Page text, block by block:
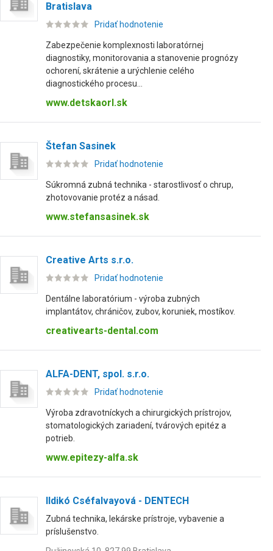
Bratislava
Pridať hodnotenie
Zabezpečenie komplexnosti laboratórnej
diagnostiky, monitorovania a stanovenie prognózy
ochorení, skrátenie a urýchlenie celého
diagnostického procesu...
www.detskaorl.sk
Štefan Sasinek
Pridať hodnotenie
Súkromná zubná technika - starostlivosť o chrup,
zhotovovanie protéz a násad.
www.stefansasinek.sk
Creative Arts s.r.o.
Pridať hodnotenie
Dentálne laboratórium - výroba zubných
implantátov, chráničov, zubov, koruniek, mostíkov.
creativearts-dental.com
ALFA-DENT, spol. s.r.o.
Pridať hodnotenie
Výroba zdravotníckych a chirurgických prístrojov,
stomatologických zariadení, tvárových epitéz a
potrieb.
www.epitezy-alfa.sk
Ildikó Cséfalvayová - DENTECH
Zubná technika, lekárske prístroje, vybavenie a
príslušenstvo.